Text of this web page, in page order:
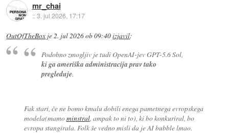
mr_chai
::3. jul 2026, 17:17
OutOfTheBox je2. jul 2026 ob 09:40izjavil:
Podobno zmogljiv je tudi OpenAI-jev GPT-5.6 Sol,
ki ga ameriška administracija prav tako
pregleduje.
Fak stari, če ne bomo kmalu dobili enega pametnega evropskega
modela(mamominstral, ampak to ni to), ki bo konkuriral, bo
evropa stangirala. Folk še vedno misli da je AI bubble lmao.